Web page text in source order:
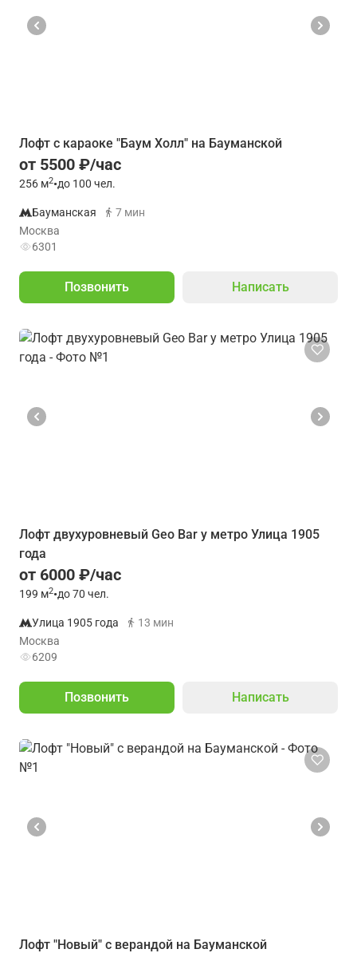
Лофт с караоке "Баум Холл" на Бауманской
от 5500 ₽/час
256 м2•до 100 чел.
Бауманская
7 мин
Москва
6301
Позвонить Написать
Лофт двухуровневый Geo Bar у метро Улица 1905
года
от 6000 ₽/час
199 м2•до 70 чел.
Улица 1905 года
13 мин
Москва
6209
Позвонить Написать
Лофт "Новый" с верандой на Бауманской